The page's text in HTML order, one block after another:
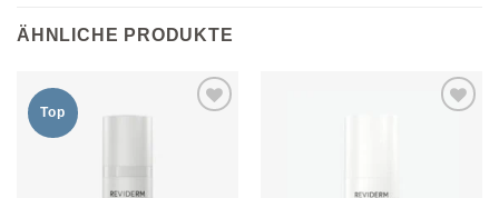
ÄHNLICHE PRODUKTE
Top